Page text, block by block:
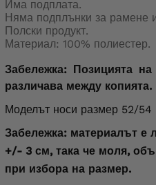
Има подплата.
Няма подплънки за рамене
Полски продукт.
Материал: 100% полиестер.
Забележка: Позицията
различава между копията.
Моделът носи размер 52/54
Забележка: материалът е
+/- 3 см, така че моля,
при избора на размер.